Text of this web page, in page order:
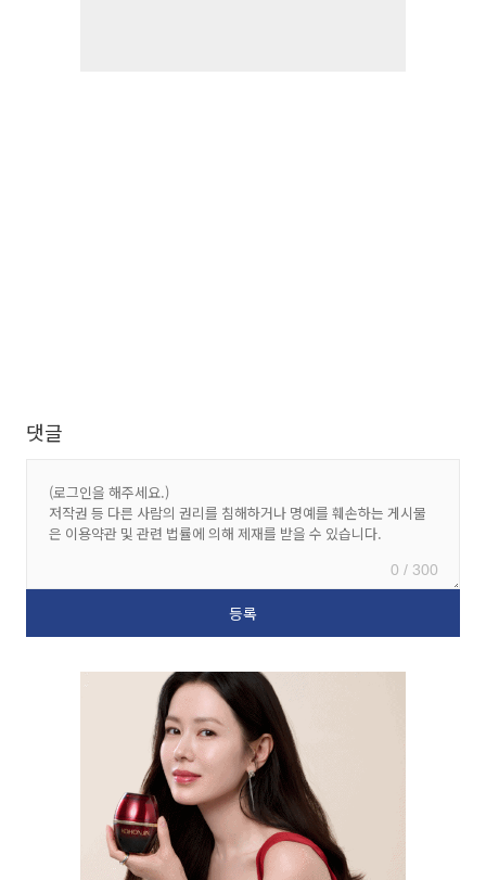
댓글
0 / 300